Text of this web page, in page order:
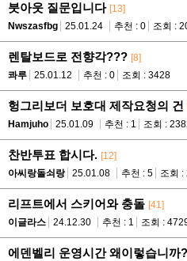
붓아웃 질문입니다 [13]
Nwszasfbg
25.01.24 추천 : 0 조회 :
렌탈보드로 전향각??? [8]
콰루
25.01.12 추천 : 0 조회 : 3428
헝그리보더 보호대 제작요청의 건
Hamjuho
25.01.09 추천 : 1 조회 :
찬반투표 합시다. [12]
아씨랑돌쇠랑
25.01.08 추천 : 5 조회 :
리프트에서 스키어와 충돌 [41]
이글라스
24.12.30 추천 : 1 조회 :
에덴벨리 운영시간 왜이렇습니까?